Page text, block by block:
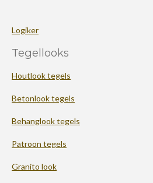
Logiker
Tegellooks
Houtlook tegels
Betonlook tegels
Behanglook tegels
Patroon tegels
Granito look